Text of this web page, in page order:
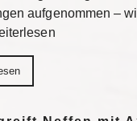
aufgenommen –